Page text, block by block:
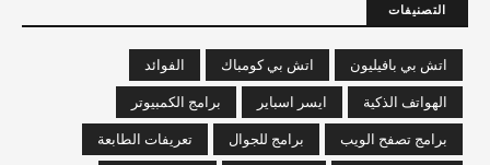
التصنيفات
اتش بي بافيليون اتش بي كومباك
الفوائد
الهواتف الذكية
ايسر اسباير
برامج الكمبيوتر
برامج تصفح الويب
برامج للجوال
تعريفات الطابعة